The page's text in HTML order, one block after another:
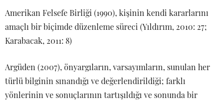
Amerikan Felsefe Birliği (1990), kişinin kendi kararlarını
amaçlı bir biçimde düzenleme süreci (Yıldırım, 2010: 27;
Karabacak, 2011: 8)
Argüden (2007), önyargıların, varsayımların, sunulan her
türlü bilginin sınandığı ve değerlendirildiği; farklı
yönlerinin ve sonuçlarının tartışıldığı ve sonunda bir